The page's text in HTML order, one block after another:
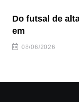
Do futsal de
em
08/06/2026